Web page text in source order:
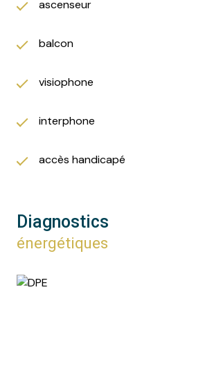
ascenseur
balcon
visiophone
interphone
accès handicapé
Diagnostics
énergétiques